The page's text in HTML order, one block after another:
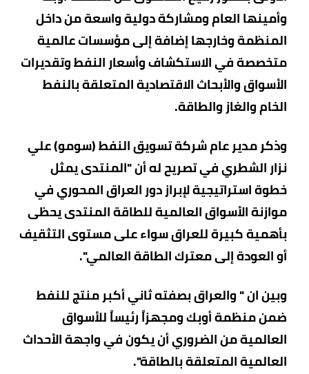
وأمينها العام ومشاركة دولية واسعة من داخل
المنظمة وخارجها إضافة إلى مؤسسات عالمية
متخصصة في الاستكشاف وأسعار النفط وتقديرات
الأسواق والأبحاث الاقتصادية المتعلقة بالنفط
الخام والغاز والطاقة.
وذكر مدير عام شركة تسويق النفط (سومو) علي
نزار الشطري في تصريح له أن "المنتدى يمثل
خطوة استراتيجية لإبراز دور العراق المحوري في
موازنة الأسواق العالمية للطاقة المنتدى يحظى
بأهمية كبيرة للعراق سواء على مستوى التثقيف
أو العودة إلى معترك الطاقة العالمي".
وبين ان " والعراق بصفته ثاني أكبر منتج للنفط
ضمن منظمة أوبك ومجهزاً رئيساً للأسواق
العالمية من الضروري أن يكون في واجهة الأحداث
العالمية المتعلقة بالطاقة".